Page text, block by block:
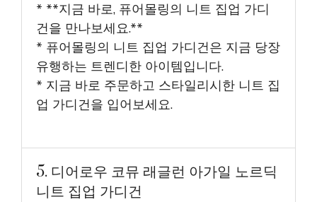
* **지금 바로, 퓨어몰링의 니트 집업 가디
건을 만나보세요.**
* 퓨어몰링의 니트 집업 가디건은 지금 당장
유행하는 트렌디한 아이템입니다.
* 지금 바로 주문하고 스타일리시한 니트 집
업 가디건을 입어보세요.
5. 디어로우 코뮤 래글런 아가일 노르딕
니트 집업 가디건